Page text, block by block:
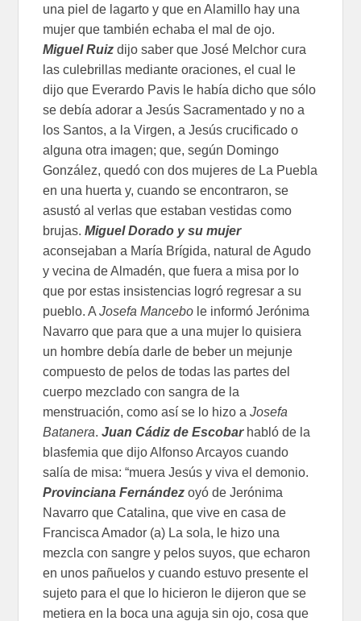
una piel de lagarto y que en Alamillo hay una
mujer que también echaba el mal de ojo.
Miguel Ruiz dijo saber que José Melchor cura
las culebrillas mediante oraciones, el cual le
dijo que Everardo Pavis le había dicho que sólo
se debía adorar a Jesús Sacramentado y no a
los Santos, a la Virgen, a Jesús crucificado o
alguna otra imagen; que, según Domingo
González, quedó con dos mujeres de La Puebla
en una huerta y, cuando se encontraron, se
asustó al verlas que estaban vestidas como
brujas.Miguel Dorado y su mujer
aconsejaban a María Brígida, natural de Agudo
y vecina de Almadén, que fuera a misa por lo
que por estas insistencias logró regresar a su
pueblo. AJosefa Mancebo le informó Jerónima
Navarro que para que a una mujer lo quisiera
un hombre debía darle de beber un mejunje
compuesto de pelos de todas las partes del
cuerpo mezclado con sangra de la
menstruación, como así se lo hizo aJosefa
Batanera.Juan Cádiz de Escobarhabló de la
blasfemia que dijo Alfonso Arcayos cuando
salía de misa: “muera Jesús y viva el demonio.
Provinciana Fernández oyó de Jerónima
Navarro que Catalina, que vive en casa de
Francisca Amador (a) La sola, le hizo una
mezcla con sangre y pelos suyos, que echaron
en unos pañuelos y cuando estuvo presente el
sujeto para el que lo hicieron le dijeron que se
metiera en la boca una aguja sin ojo, cosa que